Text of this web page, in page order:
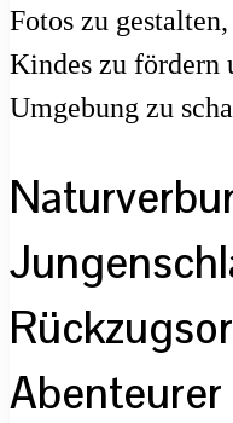
Fotos zu
Kindes zu fördern
Umgebung zu
Abenteurer